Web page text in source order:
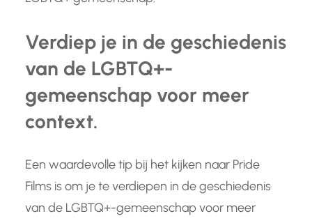
Verdiep je in de geschiedenis
van de LGBTQ+-
gemeenschap voor meer
context.
Een waardevolle tip bij het kijken naar Pride
Films is om je te verdiepen in de geschiedenis
van de LGBTQ+-gemeenschap voor meer